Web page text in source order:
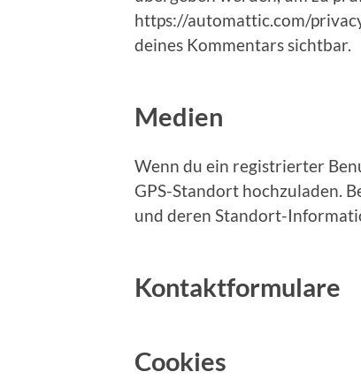
https://automattic.com/
deines Kommentars sichtbar.
Medien
Wenn du ein registrierter
GPS-Standort hochzuladen.
und deren Standort-
Kontaktformulare
Cookies